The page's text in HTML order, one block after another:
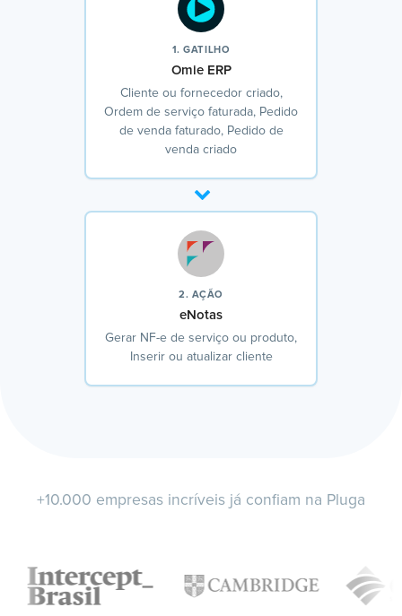
1. GATILHO
Omie ERP
Cliente ou fornecedor criado,
Ordem de serviço faturada, Pedido
de venda faturado, Pedido de
venda criado
2. AÇÃO
eNotas
Gerar NF-e de serviço ou produto,
Inserir ou atualizar cliente
+10.000 empresas incríveis já confiam na Pluga